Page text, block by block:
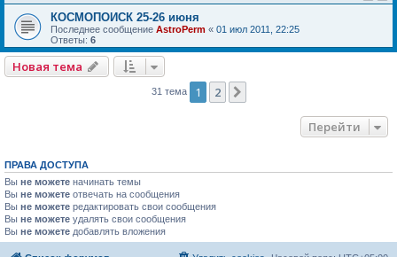
КОСМОПОИСК 25-26 июня
Последнее сообщение AstroPerm « 01 июл 2011, 22:25
Ответы: 6
Новая тема
31 тема 1 2
Перейти
ПРАВА ДОСТУПА
Вы не можете начинать темы
Вы не можете отвечать на сообщения
Вы не можете редактировать свои сообщения
Вы не можете удалять свои сообщения
Вы не можете добавлять вложения